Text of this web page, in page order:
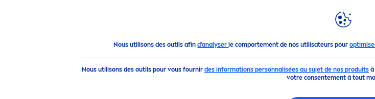
Nous utilisons des outils afind’analyser le comportement de nos utilisateurs pour
Nous utilisons des outils pour vous fournir des informations personnalisées au sujet de nos produitsà
votre consentement à tout
Soin des Lèvres